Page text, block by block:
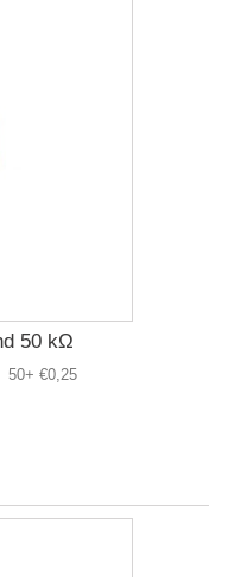
50 kΩ
50+ €0,25